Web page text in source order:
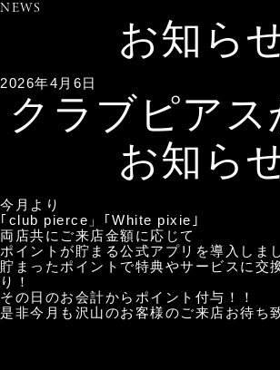
NEWS
お知ら
2026年4月6日
クラブピアス
お知ら
今月より
｢club pierce」｢White pixie｣
両店共にご来店金額に応じて
ポイントが貯まる公式アプリを導入しま
貯まったポイントで特典やサービスに交
り！
その日のお会計からポイント付与！！
是非今月も沢山のお客様のご来店お待ち